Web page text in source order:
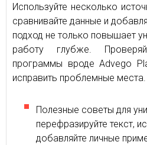
Используйте несколько
сравнивайте данные и
подход не только повышает
работу глубже.
программы вроде Advego
исправить проблемные места.
Полезные советы для
перефразируйте текст,
добавляйте личные